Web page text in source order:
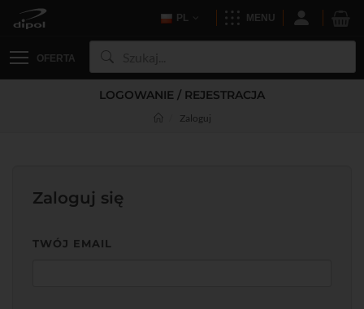
PL MENU
OFERTA
LOGOWANIE / REJESTRACJA
Zaloguj
Zaloguj się
TWÓJ EMAIL